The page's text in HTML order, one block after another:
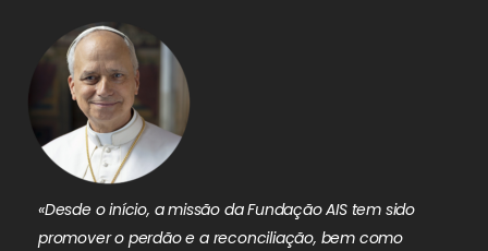
«Desde o início, a missão da Fundação AIS tem sido
promover o perdão e a reconciliação, bem como